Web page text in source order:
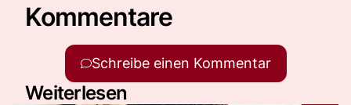
Kommentare
Schreibe einen Kommentar
Weiterlesen